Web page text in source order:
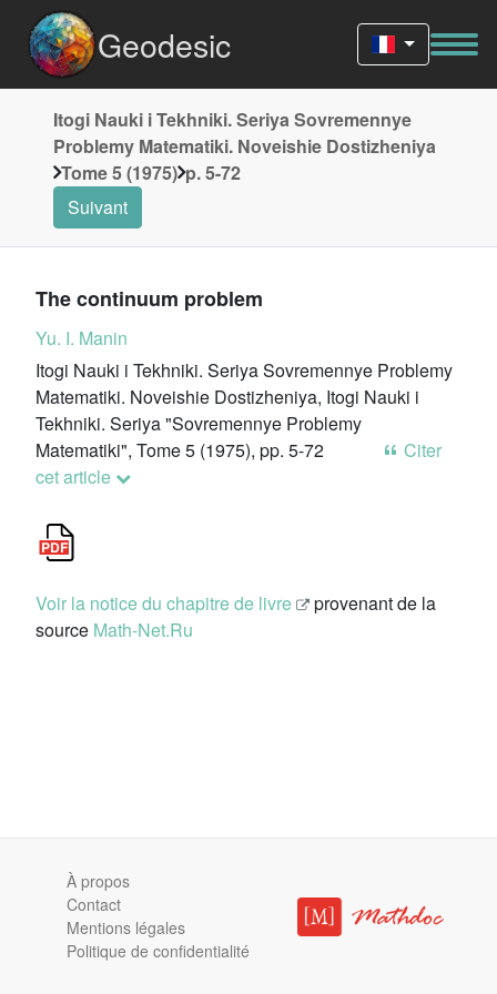
Geodesic
Itogi Nauki i Tekhniki. Seriya Sovremennye
Problemy Matematiki. Noveishie Dostizheniya
Tome 5 (1975) p. 5-72
Suivant
The continuum problem
Yu. I. Manin
Itogi Nauki i Tekhniki. Seriya Sovremennye Problemy
Matematiki. Noveishie Dostizheniya, Itogi Nauki i
Tekhniki. Seriya "Sovremennye Problemy
Matematiki", Tome 5 (1975), pp. 5-72
Citer
cet article
Voir la notice du chapitre de livre
provenant de la
source Math-Net.Ru
À propos
Contact
Mentions légales
Politique de confidentialité